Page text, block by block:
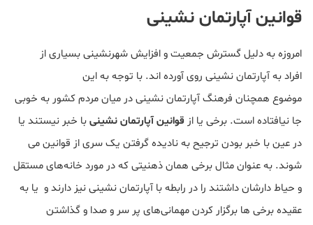
قوانین آپارتمان نشینی
امروزه به دلیل گسترش جمعیت و افزایش شهرنشینی بسیاری از
افراد به آپارتمان نشینی روی آورده اند. با توجه به این
موضوع همچنان فرهنگ آپارتمان نشینی در میان مردم کشور به خوبی
جا نیافتاده است. برخی یا از قوانین آپارتمان نشینیبا خبر نیستند یا
در عین با خبر بودن ترجیح به نادیده گرفتن یک سری از قوانین می
شوند. به عنوان مثال برخی همان ذهنیتی که در مورد خانه‌های مستقل
و حیاط دارشان داشتند را در رابطه با آپارتمان نشینی نیز دارند و یا به
عقیده برخی ها برگزار کردن مهمانی‌های پر سر و صدا و گذاشتن